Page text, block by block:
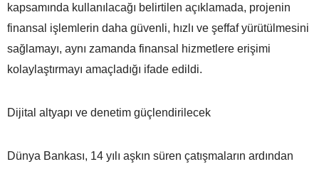
kapsamında kullanılacağı belirtilen açıklamada, projenin
finansal işlemlerin daha güvenli, hızlı ve şeffaf yürütülmesini
sağlamayı, aynı zamanda finansal hizmetlere erişimi
kolaylaştırmayı amaçladığı ifade edildi.
Dijital altyapı ve denetim güçlendirilecek
Dünya Bankası, 14 yılı aşkın süren çatışmaların ardından